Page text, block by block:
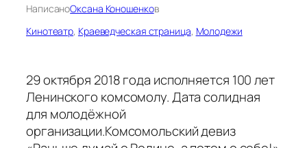
НаписаноОксана Коношенков
Кинотеатр, Краеведческая страница, Молодежи
29 октября 2018 года исполняется 100 лет
Ленинского комсомолу. Дата солидная
для молодёжной
организации.Комсомольский девиз